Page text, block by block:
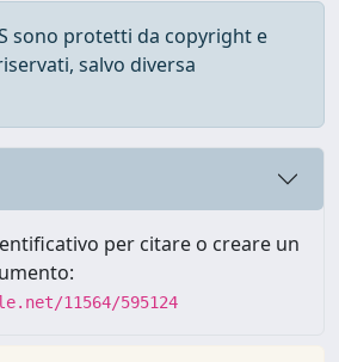
sono protetti da copyright e
salvo diversa
per citare o creare un
11564/595124